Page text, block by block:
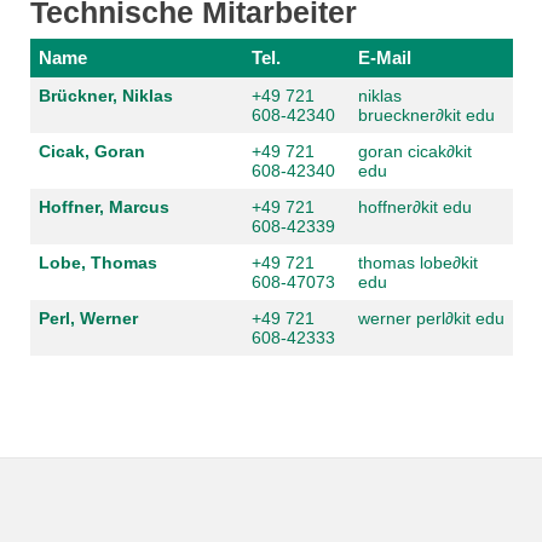
Technische Mitarbeiter
Name Tel. E-Mail
Brückner, Niklas
+49 721
608-42340
niklas
brueckner∂kit edu
Cicak, Goran
+49 721
608-42340
goran cicak∂kit
edu
Hoffner, Marcus
+49 721
608-42339
hoffner∂kit edu
Lobe, Thomas
+49 721
608-47073
thomas lobe∂kit
edu
Perl, Werner
+49 721
608-42333
werner perl∂kit edu